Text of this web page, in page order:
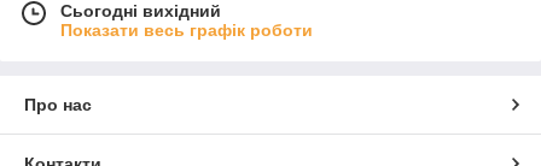
Сьогодні вихідний
Показати весь графік роботи
Про нас